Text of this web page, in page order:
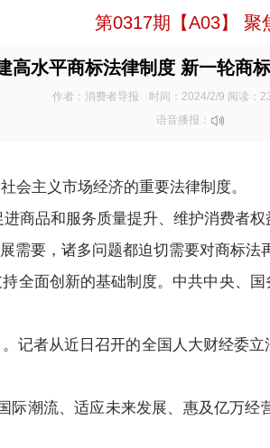
第0317期【
高水平商标法律制度 新一轮商
作者：消费者导报 时间：2024/2/9 阅读：
语音播报：
主义市场经济的重要法律制度。
品和服务质量提升、维护消费者
要，诸多问题都迫切需要对商标法
面创新的基础制度。中共中央、
者从近日召开的全国人大财经委立
潮流、适应未来发展、惠及亿万经